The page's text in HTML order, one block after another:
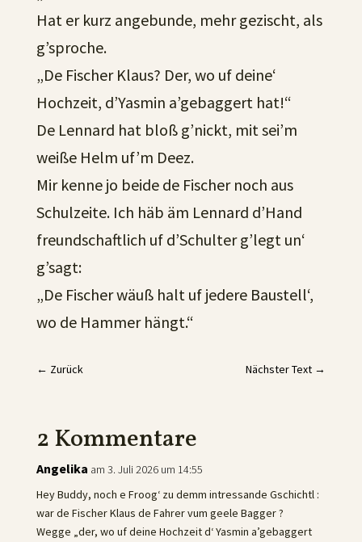
Hat er kurz angebunde, mehr gezischt, als
g’sproche.
„De Fischer Klaus? Der, wo uf deine‘
Hochzeit, d’Yasmin a’gebaggert hat!“
De Lennard hat bloß g’nickt, mit sei’m
weiße Helm uf’m Deez.
Mir kenne jo beide de Fischer noch aus
Schulzeite. Ich häb äm Lennard d’Hand
freundschaftlich uf d’Schulter g’legt un‘
g’sagt:
„De Fischer wäuß halt uf jedere Baustell‘,
wo de Hammer hängt.“
← Zurück Nächster Text →
2 Kommentare
Angelika am 3. Juli 2026 um 14:55
Hey Buddy, noch e Froog‘ zu demm intressande Gschichtl :
war de Fischer Klaus de Fahrer vum geele Bagger ?
Wegge „der, wo uf deine Hochzeit d‘ Yasmin a’gebaggert